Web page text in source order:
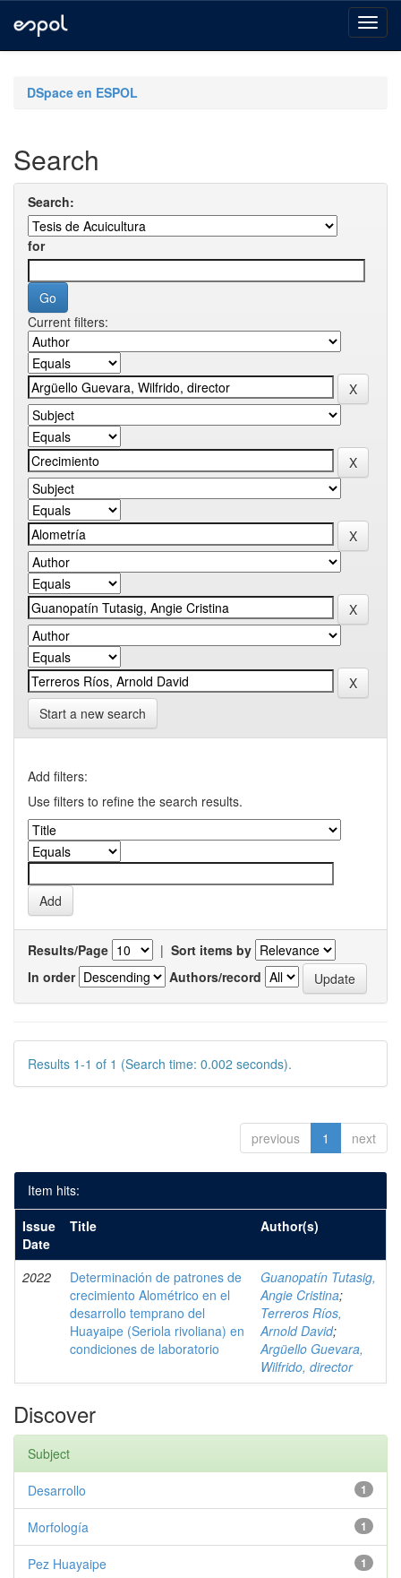
navigationDSpace en ESPOL
Search
Search:
for
Current filters:
Start a new search
Add filters:
Use filters to refine the search results.
Results/Page | Sort items by
In order
Authors/record
Results 1-1 of 1 (Search time: 0.002 seconds).
previous 1 next
Item hits:
Issue
Date
Title Author(s)
2022
Determinación de patrones de
crecimiento Alométrico en el
desarrollo temprano del
Huayaipe (Seriola rivoliana) en
condiciones de laboratorio
Guanopatín Tutasig,
Angie Cristina;
Terreros Ríos,
Arnold David;
Argüello Guevara,
Wilfrido, director
Discover
Subject
1
Desarrollo
1
Morfología
1
Pez Huayaipe